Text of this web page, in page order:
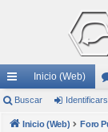
nl
ac
Inicio (Web)
Buscar
Inicio (Web)